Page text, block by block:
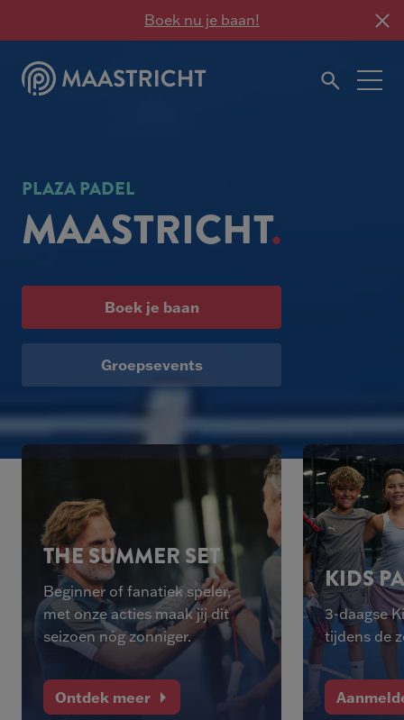
Boek nu je baan!
PLAZA PADEL
MAASTRICHT
Boek je baan
Groepsevents
THE SUMMER SET
Beginner of fanatiek speler,
met onze acties maak jij dit
seizoen nóg zonniger.
Ontdek meer
KIDS
3-daagse
tijdens de